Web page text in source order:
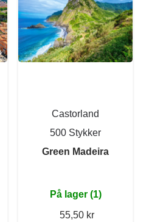
Castorland
500 Stykker
Green Madeira
På lager (1)
55,50 kr